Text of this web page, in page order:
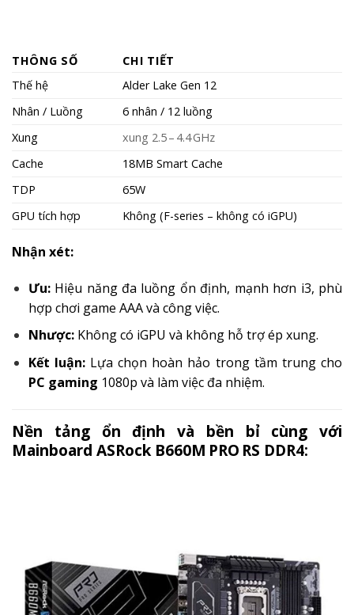
THÔNG SỐ
CHI TIẾT
Thế hệ
Alder Lake Gen 12
Nhân / Luồng
6 nhân / 12 luồng
Xung
xung 2.5 – 4.4 GHz
Cache
18MB Smart Cache
TDP
65W
GPU tích hợp
Không (F-series – không có iGPU)
Nhận xét:
Ưu:Hiệu năng đa luồng ổn định, mạnh hơn i3, phù
hợp chơi game AAA và công việc.
Nhược:Không có iGPU và không hỗ trợ ép xung.
Kết luận:Lựa chọn hoàn hảo trong tầm trung cho
PC gaming 1080p và làm việc đa nhiệm.
Nền tảng ổn định và bền bỉ cùng với
Mainboard ASRock B660M PRO RS DDR4: